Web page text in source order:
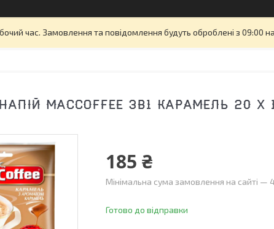
час. Замовлення та повідомлення будуть оброблені з 09:00
MACCOFFEE 3В1 КАРАМЕЛЬ 20 Х
185 ₴
Мінімальна сума замовлення на сайті —
Готово до відправки